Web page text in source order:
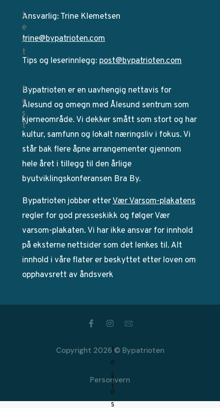
Ansvarlig: Trine Klemetsen
trine@bypatrioten.com
Tips og leserinnlegg: post@bypatrioten.com
Bypatrioten er en uavhengig nettavis for
Ålesund og omegn med Ålesund sentrum som
kjerneområde. Vi dekker smått som stort og har
kultur, samfunn og lokalt næringsliv i fokus. Vi
står bak flere åpne arrangementer gjennom
hele året i tillegg til den årlige
byutviklingskonferansen Bra By.
Bypatrioten jobber etterVær Varsom-plakatens
regler for god presseskikk og følger Vær
varsom-plakaten. Vi har ikke ansvar for innhold
på eksterne nettsider som det lenkes til. Alt
innhold i våre flater er beskyttet etter loven om
opphavsrett av åndsverk
Copyright 2026 © Bypatrioten
Personvern